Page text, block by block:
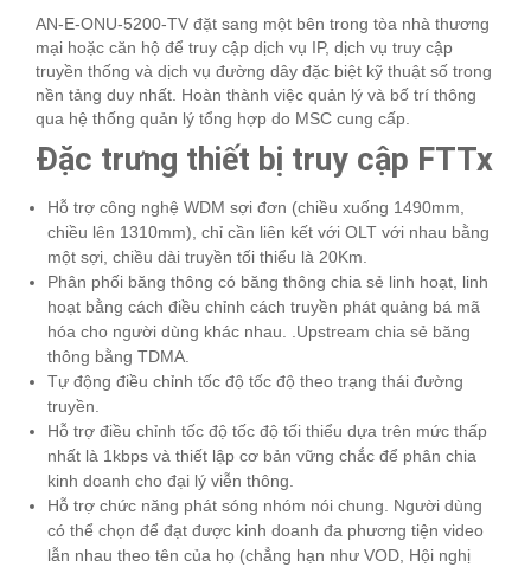
AN-E-ONU-5200-TV đặt sang một bên trong tòa nhà thương
mại hoặc căn hộ để truy cập dịch vụ IP, dịch vụ truy cập
truyền thống và dịch vụ đường dây đặc biệt kỹ thuật số trong
nền tảng duy nhất. Hoàn thành việc quản lý và bố trí thông
qua hệ thống quản lý tổng hợp do MSC cung cấp.
Đặc trưng thiết bị truy cập FTTx
Hỗ trợ công nghệ WDM sợi đơn (chiều xuống 1490mm,
chiều lên 1310mm), chỉ cần liên kết với OLT với nhau bằng
một sợi, chiều dài truyền tối thiểu là 20Km.
Phân phối băng thông có băng thông chia sẻ linh hoạt, linh
hoạt bằng cách điều chỉnh cách truyền phát quảng bá mã
hóa cho người dùng khác nhau. .Upstream chia sẻ băng
thông bằng TDMA.
Tự động điều chỉnh tốc độ tốc độ theo trạng thái đường
truyền.
Hỗ trợ điều chỉnh tốc độ tốc độ tối thiểu dựa trên mức thấp
nhất là 1kbps và thiết lập cơ bản vững chắc để phân chia
kinh doanh cho đại lý viễn thông.
Hỗ trợ chức năng phát sóng nhóm nói chung. Người dùng
có thể chọn để đạt được kinh doanh đa phương tiện video
lẫn nhau theo tên của họ (chẳng hạn như VOD, Hội nghị